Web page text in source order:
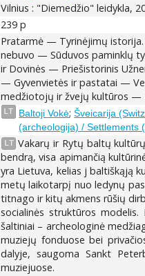
Vilnius : "Diemedžio" leidykla,
239 p
Pratarmė — Tyrinėjimų
nebuvo — Sūduvos paminklų
ir Dovinės — Priešistorinis
— Gyvenvietės ir pastatai —
medžiotojų ir žvejų kultūros —
LT Baltoji Vokė;Šveicarija
(archeologija) / Settlements
LT Vakarų ir Rytų baltų
bendrą, visa apimančią
yra Lietuva, kelias j baltiškąją
metų laikotarpį nuo ledynų
titnago ir kitų akmens rūšių
socialinės struktūros
šaltiniai – archeologinė
muziejų fonduose bei
dalyje, saugoma Sankt
muziejuose.